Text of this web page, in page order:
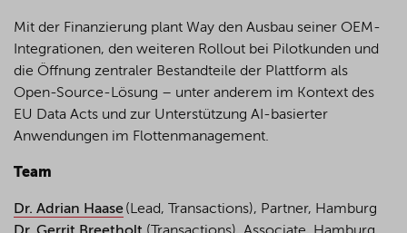
Mit der Finanzierung plant Way den Ausbau seiner OEM-
Integrationen, den weiteren Rollout bei Pilotkunden und
die Öffnung zentraler Bestandteile der Plattform als
Open-Source-Lösung – unter anderem im Kontext des
EU Data Acts und zur Unterstützung AI-basierter
Anwendungen im Flottenmanagement.
Team
Dr. Adrian Haase(Lead, Transactions), Partner, Hamburg